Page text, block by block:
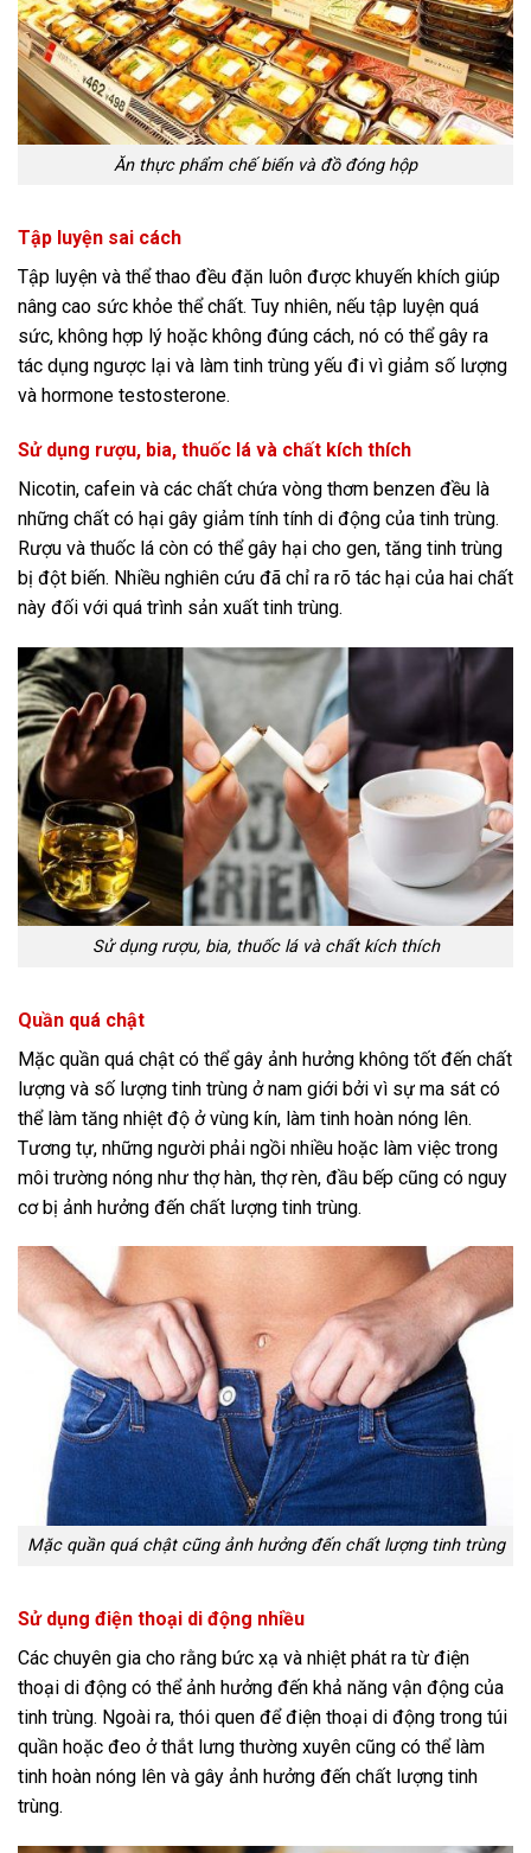
Ăn thực phẩm chế biến và đồ đóng hộp
Tập luyện sai cách
Tập luyện và thể thao đều đặn luôn được khuyến khích giúp
nâng cao sức khỏe thể chất. Tuy nhiên, nếu tập luyện quá
sức, không hợp lý hoặc không đúng cách, nó có thể gây ra
tác dụng ngược lại và làm tinh trùng yếu đi vì giảm số lượng
và hormone testosterone.
Sử dụng rượu, bia, thuốc lá và chất kích thích
Nicotin, cafein và các chất chứa vòng thơm benzen đều là
những chất có hại gây giảm tính tính di động của tinh trùng.
Rượu và thuốc lá còn có thể gây hại cho gen, tăng tinh trùng
bị đột biến. Nhiều nghiên cứu đã chỉ ra rõ tác hại của hai chất
này đối với quá trình sản xuất tinh trùng.
Sử dụng rượu, bia, thuốc lá và chất kích thích
Quần quá chật
Mặc quần quá chật có thể gây ảnh hưởng không tốt đến chất
lượng và số lượng tinh trùng ở nam giới bởi vì sự ma sát có
thể làm tăng nhiệt độ ở vùng kín, làm tinh hoàn nóng lên.
Tương tự, những người phải ngồi nhiều hoặc làm việc trong
môi trường nóng như thợ hàn, thợ rèn, đầu bếp cũng có nguy
cơ bị ảnh hưởng đến chất lượng tinh trùng.
Mặc quần quá chật cũng ảnh hưởng đến chất lượng tinh trùng
Sử dụng điện thoại di động nhiều
Các chuyên gia cho rằng bức xạ và nhiệt phát ra từ điện
thoại di động có thể ảnh hưởng đến khả năng vận động của
tinh trùng. Ngoài ra, thói quen để điện thoại di động trong túi
quần hoặc đeo ở thắt lưng thường xuyên cũng có thể làm
tinh hoàn nóng lên và gây ảnh hưởng đến chất lượng tinh
trùng.